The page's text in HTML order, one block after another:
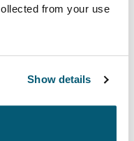
from your use
Show details
Schutzhülle einen